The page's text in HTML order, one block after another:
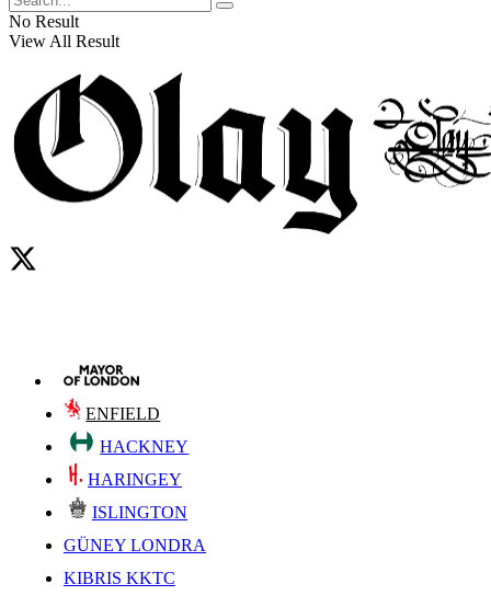
No Result
View All Result
ENFIELD
HACKNEY
HARINGEY
ISLINGTON
GÜNEY LONDRA
KIBRIS KKTC